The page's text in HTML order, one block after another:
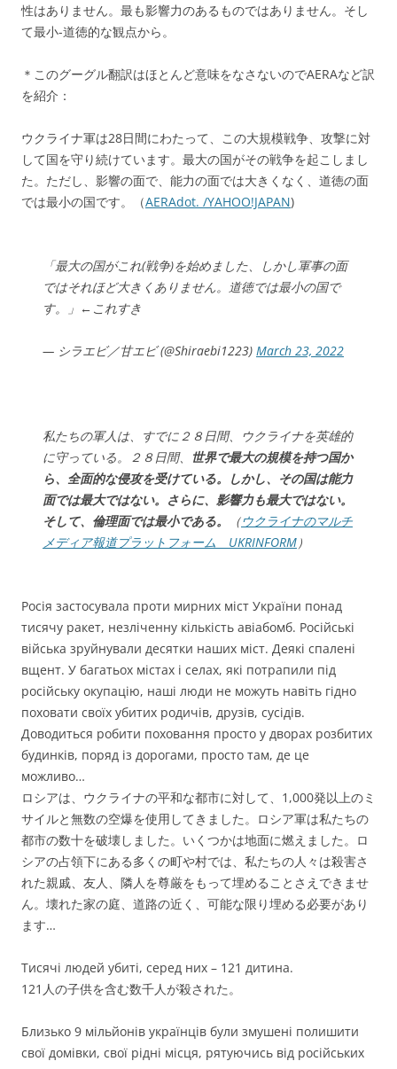
性はありません。最も影響力のあるものではありません。そし
て最小-道徳的な観点から。
＊このグーグル翻訳はほとんど意味をなさないのでAERAなど訳
を紹介：
ウクライナ軍は28日間にわたって、この大規模戦争、攻撃に対
して国を守り続けています。最大の国がその戦争を起こしまし
た。ただし、影響の面で、能力の面では大きくなく、道徳の面
では最小の国です。（AERAdot. /YAHOO!JAPAN)
「最大の国がこれ(戦争)を始めました、しかし軍事の面
ではそれほど大きくありません。道徳では最小の国で
す。」←これすき
— シラエビ／甘エビ (@Shiraebi1223) March 23, 2022
私たちの軍人は、すでに２８日間、ウクライナを英雄的
に守っている。２８日間、
世界で最大の規模を持つ国か
ら、全面的な侵攻を受けている。しかし、その国は能力
面では最大ではない。さらに、影響力も最大ではない。
そして、倫理面では最小である。
（ウクライナのマルチ
メディア報道プラットフォーム UKRINFORM）
Росія застосувала проти мирних міст України понад
тисячу ракет, незліченну кількість авіабомб. Російські
війська зруйнували десятки наших міст. Деякі спалені
вщент. У багатьох містах і селах, які потрапили під
російську окупацію, наші люди не можуть навіть гідно
поховати своїх убитих родичів, друзів, сусідів.
Доводиться робити поховання просто у дворах розбитих
будинків, поряд із дорогами, просто там, де це
можливо…
ロシアは、ウクライナの平和な都市に対して、1,000発以上のミ
サイルと無数の空爆を使用してきました。ロシア軍は私たちの
都市の数十を破壊しました。いくつかは地面に燃えました。ロ
シアの占領下にある多くの町や村では、私たちの人々は殺害さ
れた親戚、友人、隣人を尊厳をもって埋めることさえできませ
ん。壊れた家の庭、道路の近く、可能な限り埋める必要があり
ます…
Тисячі людей убиті, серед них – 121 дитина.
121人の子供を含む数千人が殺された。
Близько 9 мільйонів українців були змушені полишити
свої домівки, свої рідні місця, рятуючись від російських